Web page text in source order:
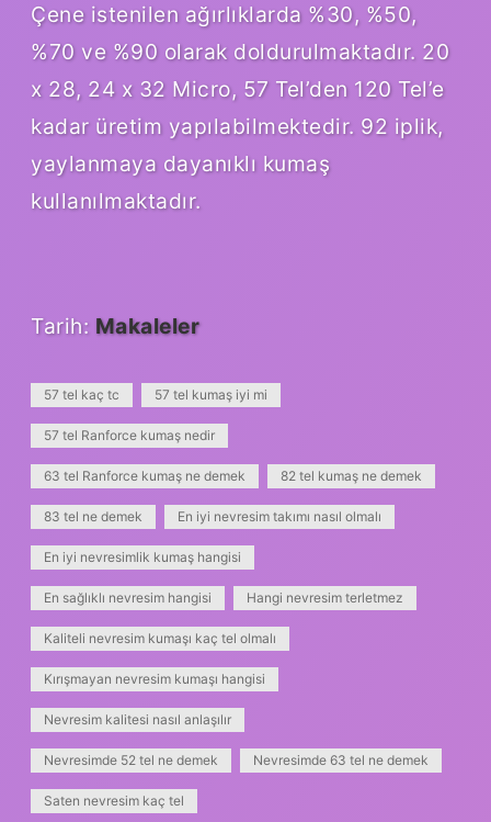
Çene istenilen ağırlıklarda %30, %50,
%70 ve %90 olarak doldurulmaktadır. 20
x 28, 24 x 32 Micro, 57 Tel’den 120 Tel’e
kadar üretim yapılabilmektedir. 92 iplik,
yaylanmaya dayanıklı kumaş
kullanılmaktadır.
Tarih: Makaleler
57 tel kaç tc 57 tel kumaş iyi mi
57 tel Ranforce kumaş nedir
63 tel Ranforce kumaş ne demek 82 tel kumaş ne demek
83 tel ne demek En iyi nevresim takımı nasıl olmalı
En iyi nevresimlik kumaş hangisi
En sağlıklı nevresim hangisi Hangi nevresim terletmez
Kaliteli nevresim kumaşı kaç tel olmalı
Kırışmayan nevresim kumaşı hangisi
Nevresim kalitesi nasıl anlaşılır
Nevresimde 52 tel ne demek Nevresimde 63 tel ne demek
Saten nevresim kaç tel